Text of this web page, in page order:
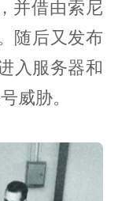
并借由索尼
随后又发布
入服务器和
威胁。